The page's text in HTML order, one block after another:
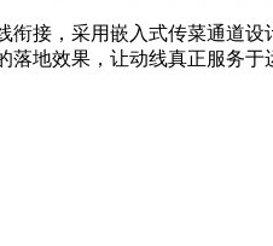
接，采用嵌入式传菜通道
地效果，让动线真正服务于